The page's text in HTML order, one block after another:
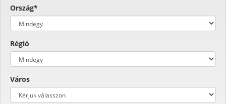
Ország*
Régió
Város